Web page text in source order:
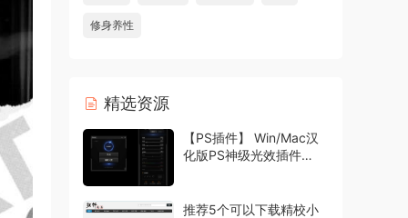
修身养性
精选资源
【PS插件】 Win/Mac汉
化版PS神级光效插件
推荐5个可以下载精校小